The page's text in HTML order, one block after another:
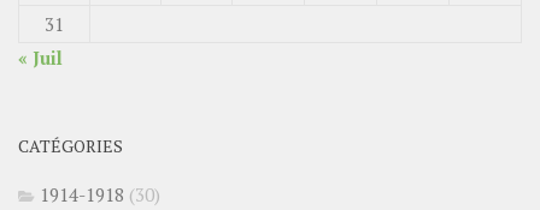
31
« Juil
CATÉGORIES
1914-1918 (30)